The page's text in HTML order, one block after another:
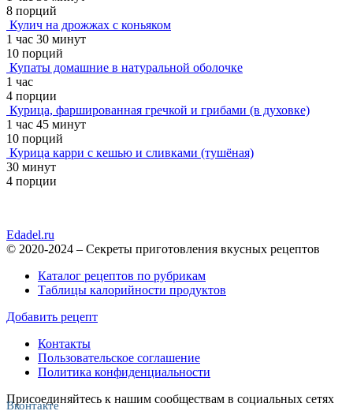
8 порций
Кулич на дрожжах с коньяком
1 час 30 минут
10 порций
Купаты домашние в натуральной оболочке
1 час
4 порции
Курица, фаршированная гречкой и грибами (в духовке)
1 час 45 минут
10 порций
Курица карри с кешью и сливками (тушёная)
30 минут
4 порции
Edadel.ru
© 2020-2024 – Секреты приготовления вкусных рецептов
Каталог рецептов по рубрикам
Таблицы калорийности продуктов
Добавить рецепт
Контакты
Пользовательское соглашение
Политика конфиденциальности
Присоединяйтесь к нашим сообществам в социальных сетях
Вконтакте